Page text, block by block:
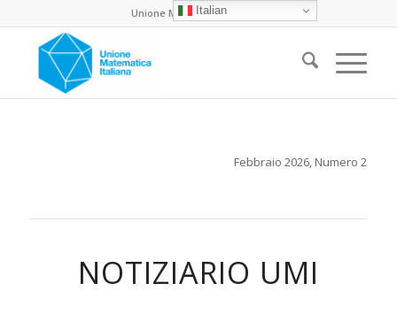
Unione Matematica Italiana
Febbraio 2026, Numero 2
NOTIZIARIO UMI
Italian